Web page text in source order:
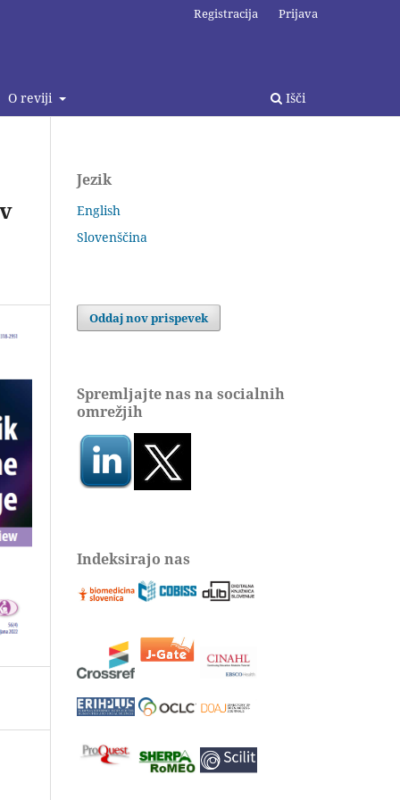
O reviji Išči
Registracija Prijava
Jezik
English
Slovenščina
Oddaj nov prispevek
Spremljajte nas na socialnih
omrežjih
Indeksirajo nas